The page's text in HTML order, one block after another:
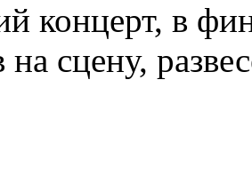
концерт, в
на сцену,